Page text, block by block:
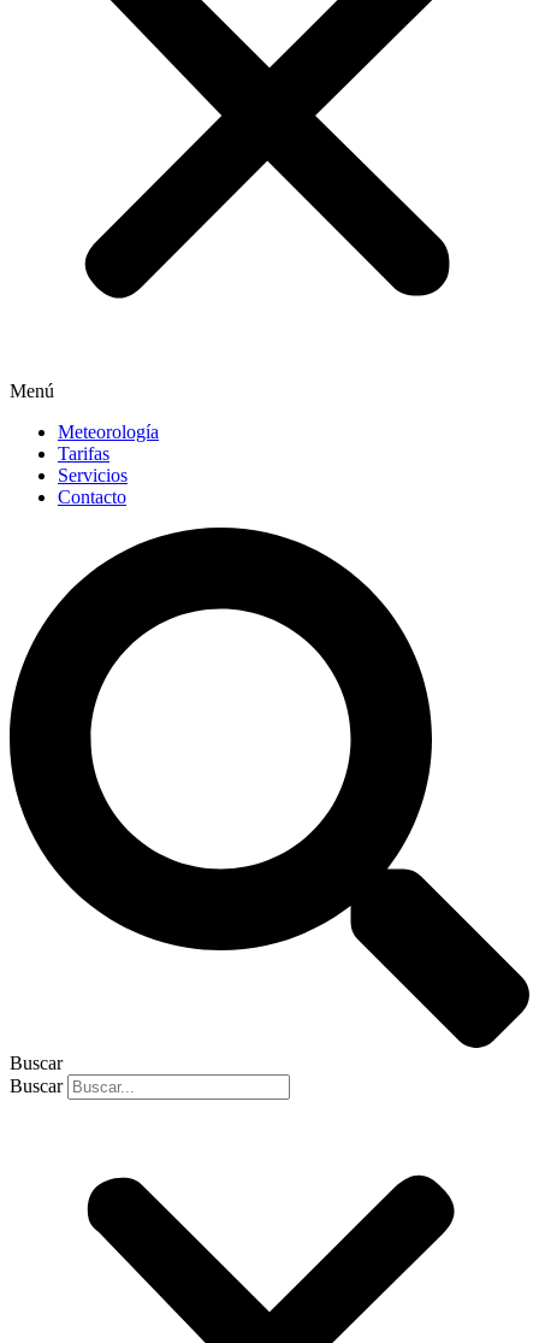
Menú
Meteorología
Tarifas
Servicios
Contacto
Buscar
Buscar